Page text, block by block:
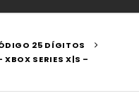
25 DÍGITOS
XBOX SERIES X|S –